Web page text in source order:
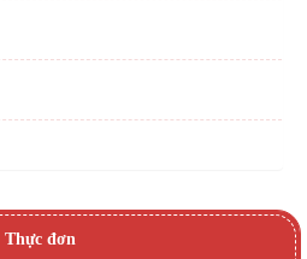
Thực đơn